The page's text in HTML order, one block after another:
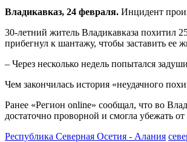
Владикавказ, 24 февраля. Инцидент
30-летний житель Владикавказа похитил
прибегнул к шантажу, чтобы заставить ее
– Через несколько недель попытался
Чем закончилась история «неудачного
Ранее «Регион online» сообщал, что во
достаточно проворной и смогла убежать
Республика Северная Осетия - Алания